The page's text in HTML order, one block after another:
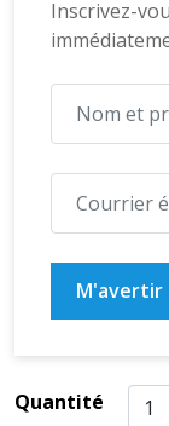
Inscrivez-
M'avertir
Quantité